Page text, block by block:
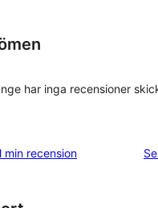
har inga recensioner
min recension